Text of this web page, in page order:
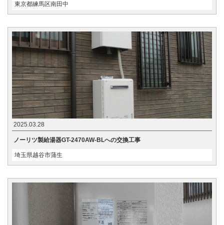
東京都練馬区南田中
2025.03.28
ノーリツ製給湯器GT-2470AW-BLへの交換工事
埼玉県越谷市蒲生